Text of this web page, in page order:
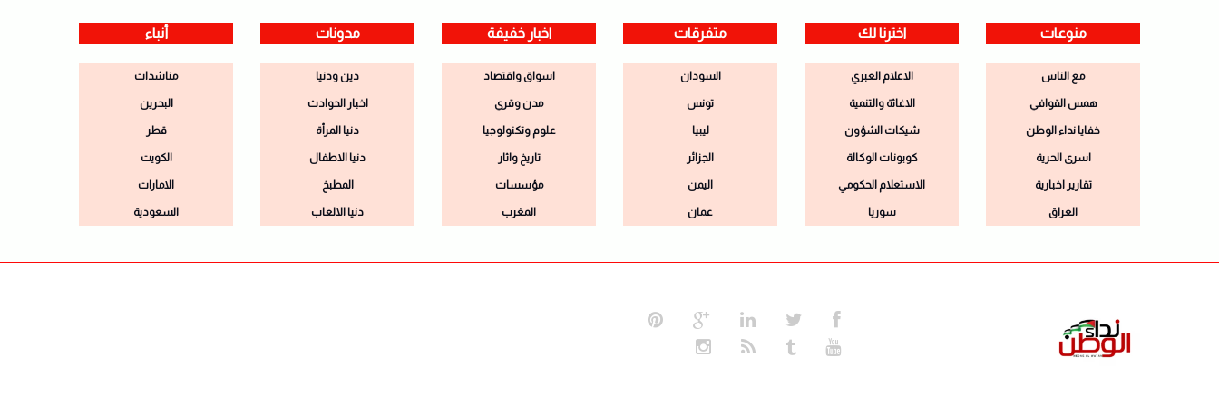
منوعات
مع الناس
همس القوافي
خفايا نداء الوطن
اسرى الحرية
تقارير اخبارية
العراق
اخترنا لك
الاعلام العبري
الاغاثة والتنمية
شيكات الشؤون
كوبونات الوكالة
الاستعلام الحكومي
سوريا
متفرقات
السودان
تونس
ليبيا
الجزائر
اليمن
عمان
اخبار خفيفة
اسواق واقتصاد
مدن وقري
علوم وتكنولوجيا
تاريخ واثار
مؤسسات
المغرب
مدونات
دين ودنيا
اخبار الحوادث
دنيا المرأة
دنيا الاطفال
المطبخ
دنيا الالعاب
أنباء
مناشدات
البحرين
قطر
الكويت
الامارات
السعودية